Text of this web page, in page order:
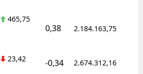
465,75
0,38 2.184.163,75
23,42 -0,34 2.674.312,16